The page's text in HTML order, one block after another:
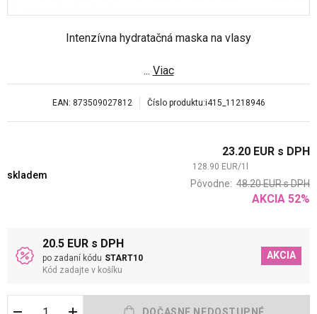
Intenzívna hydratačná maska na vlasy
... Viac
EAN: 873509027812 Číslo produktu:i415_11218946
skladem
23.20 EUR s DPH
128.90 EUR/1
Pôvodne: 48.20EURs DPH
AKCIA 52%
20.5 EUR s DPH
po zadaní kódu START10
Kód zadajte v košíku
AKCIA